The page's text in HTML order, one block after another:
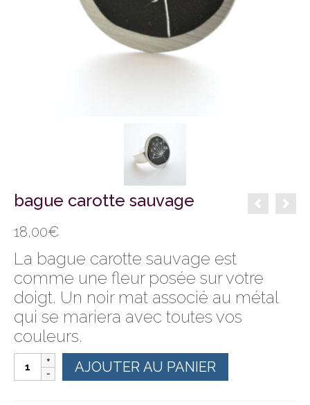
bague carotte sauvage
18,00€
La bague carotte sauvage est
comme une fleur posée sur votre
doigt. Un noir mat associé au métal
qui se mariera avec toutes vos
couleurs.
quantité
de
bague
AJOUTER AU PANIER